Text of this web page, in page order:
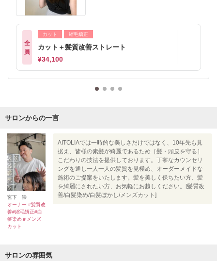
全
員
カット 縮毛矯正
カット＋髪質改善ストレート
¥34,100
サロンからの一言
宮下 崇
オーナー #髪質改
善#縮毛矯正#白
髪染め＃メンズ
カット
AITOLIAでは一時的な美しさだけではなく、10年先も見
据え、皆様の素髪が綺麗であるため［髪・頭皮を守る］
こだわりの技法を提供しております。丁寧なカウンセリ
ングを通し一人一人の髪質を見極め、オーダーメイドな
施術のご提案をいたします。髪を美しく保ちたい方、髪
を綺麗にされたい方、お気軽にお越しください。[髪質改
善/白髪染め/白髪ぼかし/メンズカット]
サロンの雰囲気